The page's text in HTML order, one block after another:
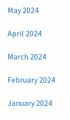
May 2024
April 2024
March 2024
February 2024
January 2024